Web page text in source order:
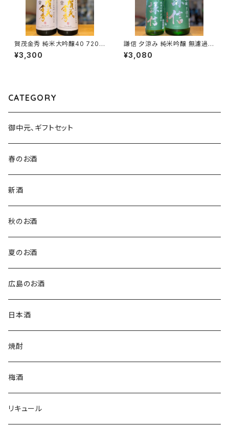
賀茂金秀 純米大吟醸40 720m
l１本（金光酒造・広島県東広島
市黒瀬町）
¥3,300
謙信 夕涼み 純米吟醸 無濾過生
1800ml１本（池田屋酒造・新潟
県糸魚川市新鉄）
¥3,080
CATEGORY
御中元、ギフトセット
春のお酒
新酒
秋のお酒
夏のお酒
広島のお酒
日本酒
焼酎
梅酒
リキュール